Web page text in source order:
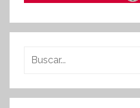
Buscar: